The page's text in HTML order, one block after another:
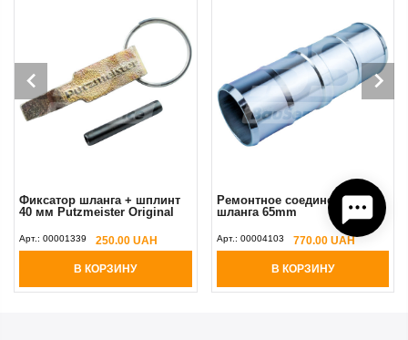
Фиксатор шланга + шплинт
40 мм Putzmeister Original
Арт.: 00001339 250.00 UAH
В КОРЗИНУ
Ремонтное соединение для
шланга 65mm
Арт.: 00004103 770.00 UAH
В КОРЗИНУ